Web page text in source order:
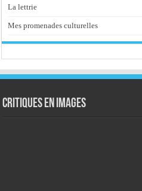
La lettrie
Mes promenades culturelles
Critiques en images